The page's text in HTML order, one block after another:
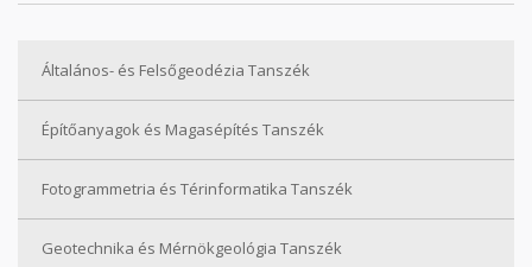
Általános- és Felsőgeodézia Tanszék
Építőanyagok és Magasépítés Tanszék
Fotogrammetria és Térinformatika Tanszék
Geotechnika és Mérnökgeológia Tanszék